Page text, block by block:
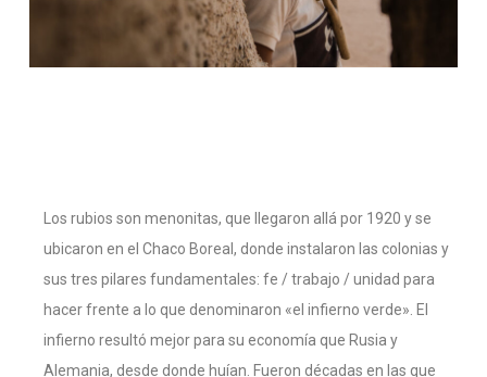
Los rubios son menonitas, que llegaron allá por 1920 y se
ubicaron en el Chaco Boreal, donde instalaron las colonias y
sus tres pilares fundamentales: fe / trabajo / unidad para
hacer frente a lo que denominaron «el infierno verde». El
infierno resultó mejor para su economía que Rusia y
Alemania, desde donde huían. Fueron décadas en las que